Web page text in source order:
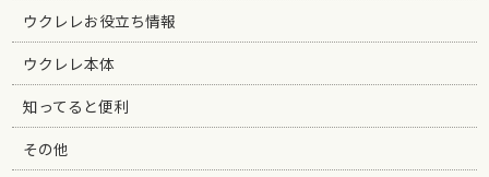
ウクレレお役立ち情報
ウクレレ本体
知ってると便利
その他